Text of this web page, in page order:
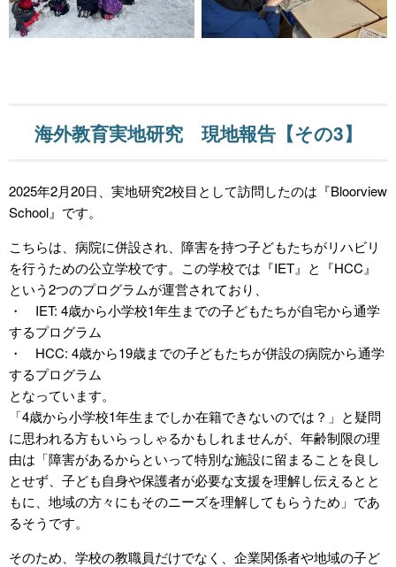
海外教育実地研究 現地報告【その3】
2025年2月20日、実地研究2校目として訪問したのは『Bloorview
School』です。
こちらは、病院に併設され、障害を持つ子どもたちがリハビリ
を行うための公立学校です。この学校では『IET』と『HCC』
という2つのプログラムが運営されており、
・ IET: 4歳から小学校1年生までの子どもたちが自宅から通学
するプログラム
・ HCC: 4歳から19歳までの子どもたちが併設の病院から通学
するプログラム
となっています。
「4歳から小学校1年生までしか在籍できないのでは？」と疑問
に思われる方もいらっしゃるかもしれませんが、年齢制限の理
由は「障害があるからといって特別な施設に留まることを良し
とせず、子ども自身や保護者が必要な支援を理解し伝えるとと
もに、地域の方々にもそのニーズを理解してもらうため」であ
るそうです。
そのため、学校の教職員だけでなく、企業関係者や地域の子ど